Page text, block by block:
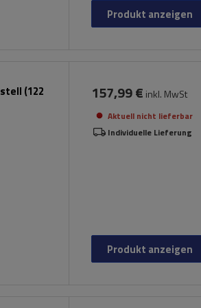
Produkt anzeigen
(122 157,99 € inkl. MwSt
Aktuell nicht lieferbar
Individuelle Lieferung
Produkt anzeigen